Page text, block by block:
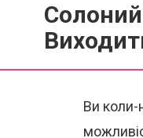
Ви коли-